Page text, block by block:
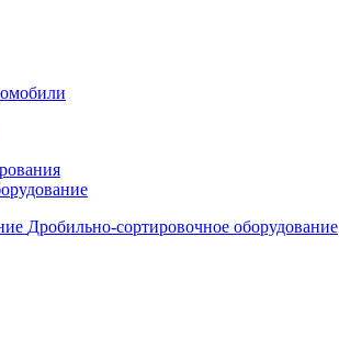
Дробильно-сортировочное оборудование